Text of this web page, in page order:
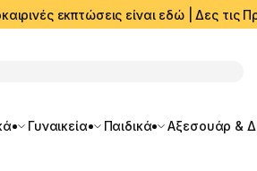
εκπτώσεις είναι εδώ | Δες τις
Γυναικεία Παιδικά Αξεσουάρ &